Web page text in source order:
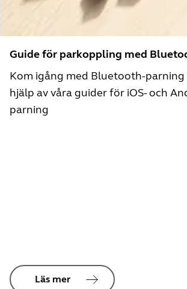
Guide för parkoppling med
Kom igång med Bluetooth-parning
hjälp av våra guider för iOS- och
parning
Läs mer